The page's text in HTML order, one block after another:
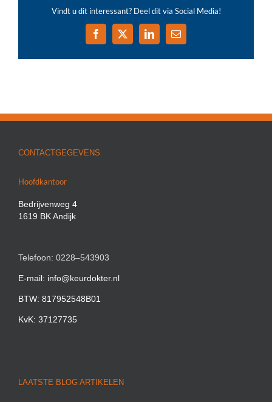
Vindt u dit interessant? Deel dit via Social Media!
Facebook
X LinkedIn
E-
CONTACTGEGEVENS
Hoofdkantoor
Bedrijvenweg 4
1619 BK Andijk
Telefoon: 0228–543903
E-mail: info@keurdokter.nl
BTW: 817952548B01
KvK: 37127735
LAATSTE BLOG ARTIKELEN